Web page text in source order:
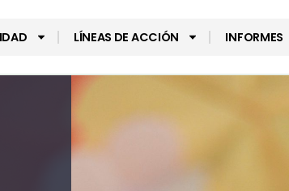
LÍNEAS DE ACCIÓN INFORMES